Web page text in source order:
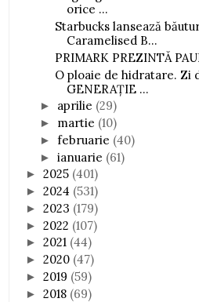
orice ...
Starbucks lansează
Caramelised B...
PRIMARK PREZINTĂ
O ploaie de hidratare. Zi
GENERAȚIE ...
► aprilie (29)
► martie (10)
►februarie (40)
►ianuarie (61)
►2025 (401)
►2024 (531)
►2023 (179)
►2022 (107)
►2021 (44)
►2020 (47)
►2019 (59)
►2018 (69)